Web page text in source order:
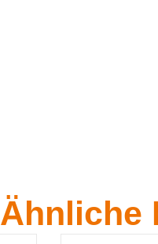
Ähnliche